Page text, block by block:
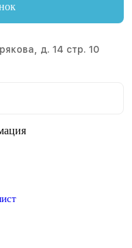
д. 14 стр. 10